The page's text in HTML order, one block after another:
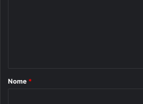
r
Nome *